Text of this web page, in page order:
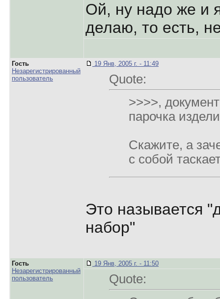
Ой, ну надо же и
делаю, то есть,
Гость
Незарегистрированный
пользователь
19 Янв, 2005 г. - 11:49
Quote:
>>>>,
парочка
Скажите, а
с собой
Это называется
набор"
Гость
Незарегистрированный
пользователь
19 Янв, 2005 г. - 11:50
Quote: